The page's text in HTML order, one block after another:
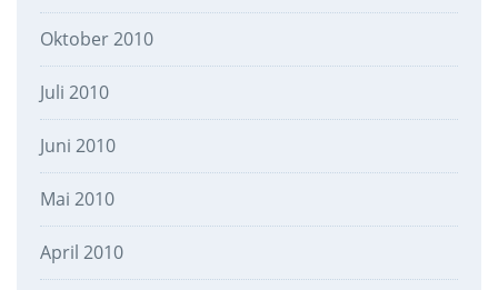
Oktober 2010
Juli 2010
Juni 2010
Mai 2010
April 2010